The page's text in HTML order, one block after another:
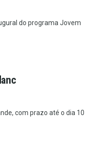
do programa Jovem
com prazo até o dia 10